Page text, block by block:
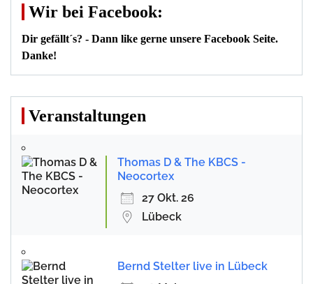
Wir bei Facebook:
Dir gefällt´s? - Dann like gerne unsere Facebook Seite.
Danke!
Veranstaltungen
Thomas D & The KBCS -
Neocortex
27 Okt. 26
Lübeck
Bernd Stelter live in Lübeck